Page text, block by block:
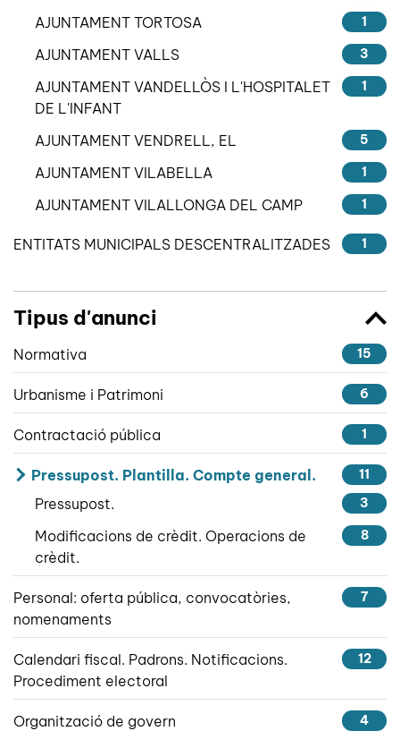
AJUNTAMENT TORTOSA 1
AJUNTAMENT VALLS 3
AJUNTAMENT VANDELLÒS I L'HOSPITALET
DE L'INFANT
1
AJUNTAMENT VENDRELL, EL 5
AJUNTAMENT VILABELLA 1
AJUNTAMENT VILALLONGA DEL CAMP 1
ENTITATS MUNICIPALS DESCENTRALITZADES 1
Tipus d'anunci
Normativa 15
Urbanisme i Patrimoni 6
Contractació pública 1
Pressupost. Plantilla. Compte general. 11
Pressupost. 3
Modificacions de crèdit. Operacions de
crèdit.
8
Personal: oferta pública, convocatòries,
nomenaments
7
Calendari fiscal. Padrons. Notificacions.
Procediment electoral
12
Organització de govern 4